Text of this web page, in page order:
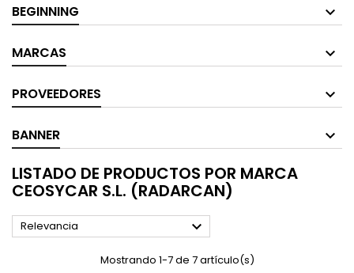
BEGINNING
MARCAS
PROVEEDORES
BANNER
LISTADO DE PRODUCTOS POR MARCA
CEOSYCAR S.L. (RADARCAN)
Relevancia 
Mostrando 1-7 de 7 artículo(s)